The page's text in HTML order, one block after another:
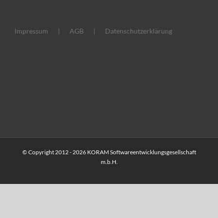
Impressum AGB Datenschutzerklärung
© Copyright 2012 -2026 KORAM Softwareentwicklungsgesellschaft
m.b.H.